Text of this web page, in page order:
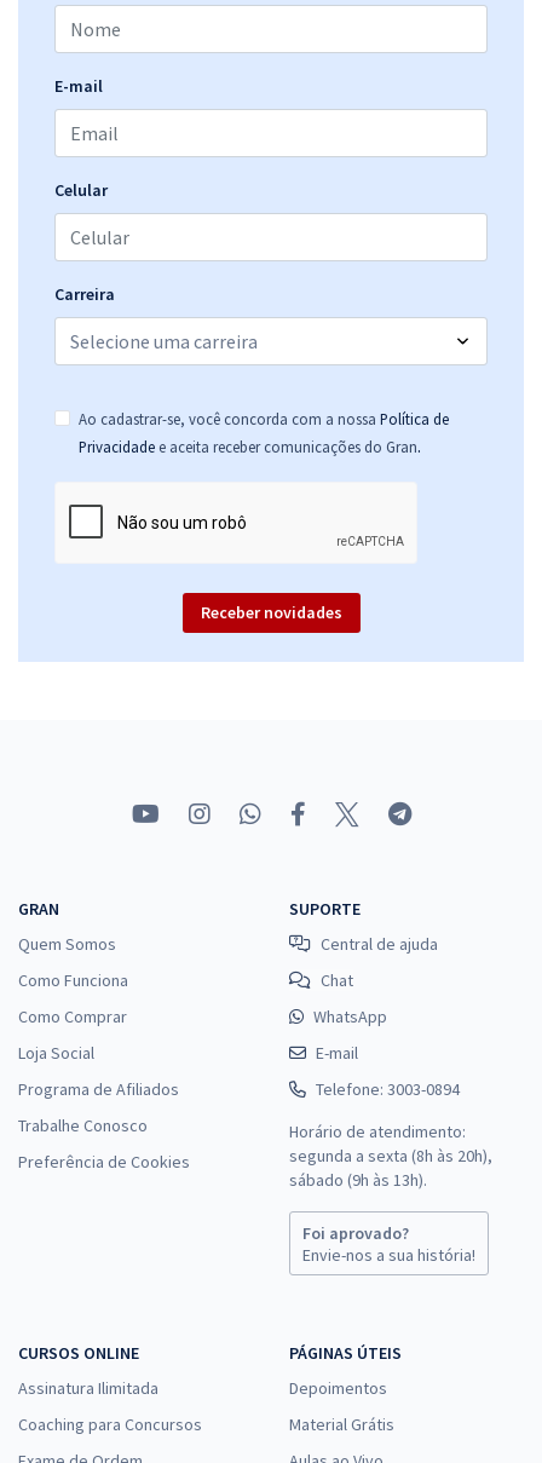
E-mail
Celular
Carreira
Ao cadastrar-se, você concorda com a nossa Política de
Privacidade e aceita receber comunicações do Gran.
Receber novidades
GRAN
Quem Somos
Como Funciona
Como Comprar
Loja Social
Programa de Afiliados
Trabalhe Conosco
Preferência de Cookies
SUPORTE
Central de ajuda
Chat
WhatsApp
E-mail
Telefone: 3003-0894
Horário de atendimento:
segunda a sexta (8h às 20h),
sábado (9h às 13h).
Foi aprovado?
Envie-nos a sua história!
CURSOS ONLINE
Assinatura Ilimitada
Coaching para Concursos
PÁGINAS ÚTEIS
Depoimentos
Material Grátis